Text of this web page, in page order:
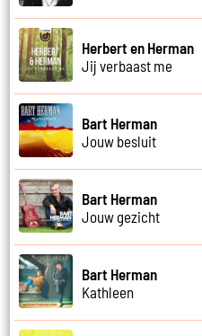
Herbert en Herman
Jij verbaast me
Bart Herman
Jouw besluit
Bart Herman
Jouw gezicht
Bart Herman
Kathleen